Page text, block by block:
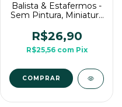
Balista & Estafermos -
Sem Pintura, Miniatura
R$26,90
R$25,56 com Pix